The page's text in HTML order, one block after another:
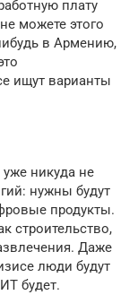
плату
можете этого
в Армению,
ищут варианты
никуда не
нужны будут
продукты.
строительство,
Даже
люди будут
будет.